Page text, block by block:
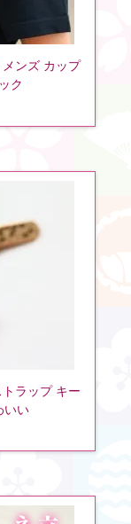
ンズ カップ
ク
ラップ キー
いい